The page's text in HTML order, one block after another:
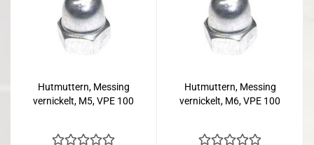
Hutmuttern, Messing
vernickelt, M5, VPE 100
Hutmuttern, Messing
vernickelt, M6, VPE 100